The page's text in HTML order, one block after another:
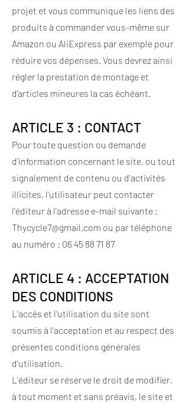
projet et vous communique les liens des
produits à commander vous-même sur
Amazon ou AliExpress par exemple pour
réduire vos dépenses. Vous devrez ainsi
régler la prestation de montage et
d’articles mineures la cas échéant.
ARTICLE 3 : CONTACT
Pour toute question ou demande
d'information concernant le site, ou tout
signalement de contenu ou d'activités
illicites, l'utilisateur peut contacter
l'éditeur à l'adresse e-mail suivante :
Thycycle7@gmail.com ou par téléphone
au numéro : 06 45 88 71 87
ARTICLE 4 : ACCEPTATION
DES CONDITIONS
L'accès et l'utilisation du site sont
soumis à l'acceptation et au respect des
présentes conditions générales
d'utilisation.
L'éditeur se réserve le droit de modifier,
à tout moment et sans préavis, le site et